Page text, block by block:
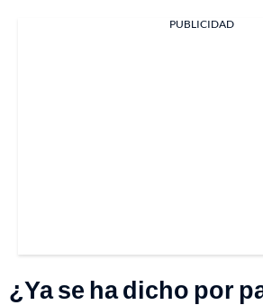
PUBLICIDAD
¿Ya se ha dicho por